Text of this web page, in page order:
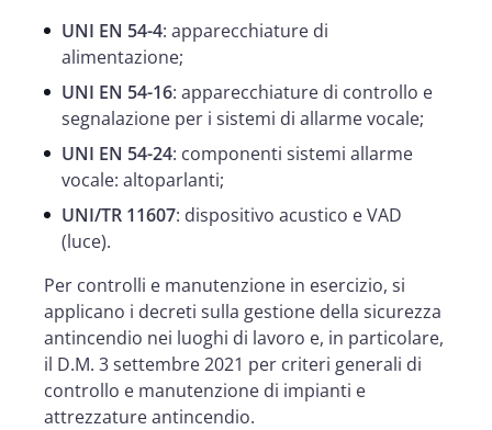
UNI EN 54-4: apparecchiature di
alimentazione;
UNI EN 54-16: apparecchiature di controllo e
segnalazione per i sistemi di allarme vocale;
UNI EN 54-24: componenti sistemi allarme
vocale: altoparlanti;
UNI/TR 11607: dispositivo acustico e VAD
(luce).
Per controlli e manutenzione in esercizio, si
applicano i decreti sulla gestione della sicurezza
antincendio nei luoghi di lavoro e, in particolare,
il D.M. 3 settembre 2021 per criteri generali di
controllo e manutenzione di impianti e
attrezzature antincendio.